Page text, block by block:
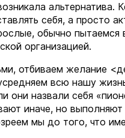
альтернатива.
себя, а просто
обычно пытаемся
организацией.
отбиваем желание
всю нашу
они назвали себя
иначе, но
мы до того, что